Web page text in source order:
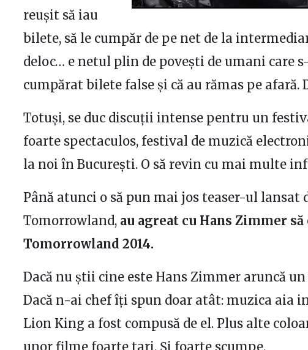
reușit să iau
bilete, să le cumpăr de pe net de la
deloc… e netul plin de povești de umani care
cumpărat bilete false și că au rămas pe afară.
Totuși, se duc discuții intense pentru un
foarte spectaculos, festival de muzică
la noi în București. O să revin cu mai multe
Până atunci o să pun mai jos teaser-ul lansat
Tomorrowland, au agreat cu Hans Zimmer
Tomorrowland 2014.
Dacă nu știi cine este Hans Zimmer aruncă
Dacă n-ai chef îți spun doar atât: muzica aia
Lion King a fost compusă de el. Plus alte
unor filme foarte tari. Și foarte scumpe.